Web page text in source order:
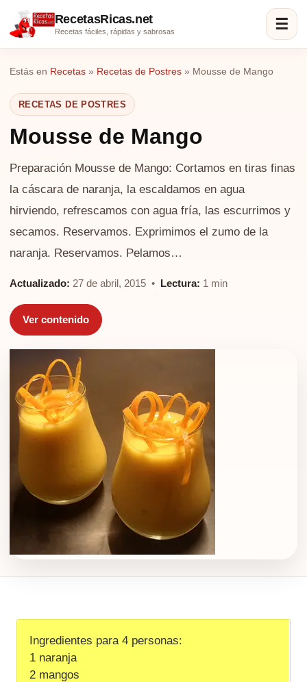
RecetasRicas.net
Recetas fáciles, rápidas y sabrosas ☰
Estás en Recetas » Recetas de Postres » Mousse de Mango
RECETAS DE POSTRES
Mousse de Mango
Preparación Mousse de Mango: Cortamos en tiras finas
la cáscara de naranja, la escaldamos en agua
hirviendo, refrescamos con agua fría, las escurrimos y
secamos. Reservamos. Exprimimos el zumo de la
naranja. Reservamos. Pelamos…
Actualizado: 27 de abril, 2015 • Lectura: 1 min
Ver contenido
Ingredientes para 4 personas:
1 naranja
2 mangos